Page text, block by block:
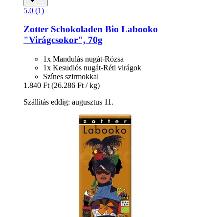
5.0 (1)
Zotter Schokoladen Bio Labooko
"Virágcsokor", 70g
1x Mandulás nugát-Rózsa
1x Kesudiós nugát-Réti virágok
Színes szirmokkal
1.840 Ft (26.286 Ft / kg)
Szállítás eddig: augusztus 11.